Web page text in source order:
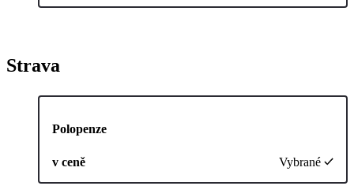
Strava
Polopenze
v ceně Vybrané